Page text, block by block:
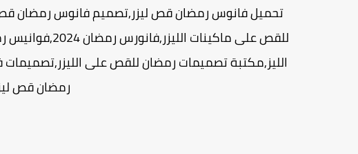
تحميل فانوس رمضان قص ليزر,تصميم فانوس رمضان
للقص على
الليز,مكتبة تصميمات رمضان للقص على
رمضان قص